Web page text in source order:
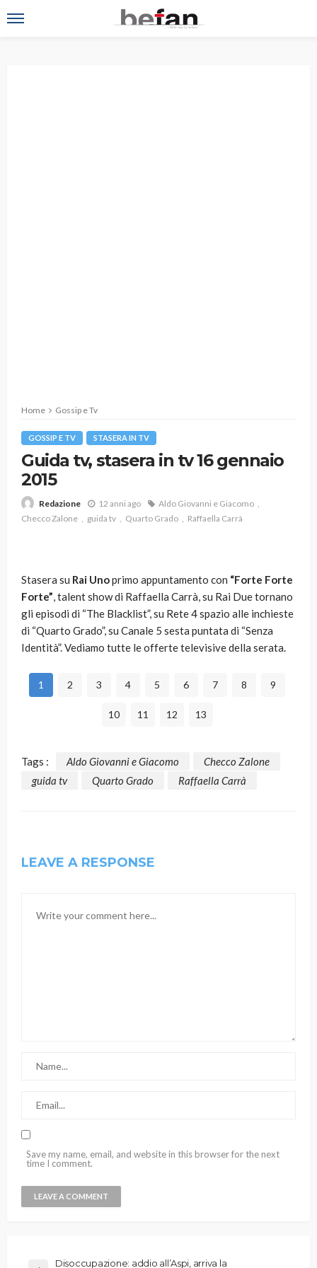
Home Gossip e Tv
GOSSIP E TV STASERA IN TV
Guida tv, stasera in tv 16 gennaio
2015
Redazione 12 anni ago
Aldo Giovanni e Giacomo
Checco Zalone
guida tv Quarto Grado Raffaella Carrà
Stasera su Rai Unoprimo appuntamento con “Forte Forte
Forte”, talent show di Raffaella Carrà, su Rai Due tornano
gli episodi di “The Blacklist”, su Rete 4 spazio alle inchieste
di “Quarto Grado”, su Canale 5 sesta puntata di “Senza
Identità”. Vediamo tutte le offerte televisive della serata.
1 2 3 4 5 6 7 8 9
10 11 12 13
Tags : Aldo Giovanni e Giacomo
Checco Zalone
guida tv
Quarto Grado Raffaella Carrà
LEAVE A RESPONSE
Save my name, email, and website in this browser for the next
time I comment.
Disoccupazione: addio all’Aspi, arriva la